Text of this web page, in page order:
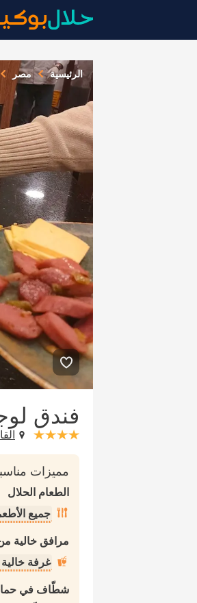
الرئيسية مصر
فندق
stars: 4
مميزات
الطعام الحلال
جميع
مرافق خالية
غرفة
شطّاف في